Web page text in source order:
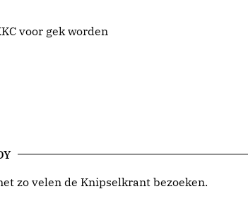
voor gek worden
zo velen de Knipselkrant bezoeken.